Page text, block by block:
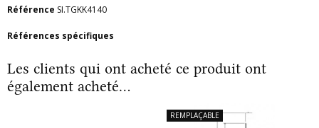
Référence SI.TGKK4140
Références spécifiques
Les clients qui ont acheté ce produit ont
également acheté...
REMPLAÇABLE